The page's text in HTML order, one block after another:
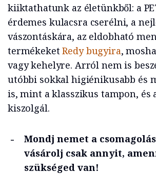
kiiktathatunk az életünkből: a
érdemes kulacsra cserélni, a
vászontáskára, az eldobható
termékeketRedy bugyira,
vagy kehelyre. Arról nem is
utóbbi sokkal higiénikusabb és
is, mint a klasszikus tampon, és
kiszolgál.
Mondj nemet a
vásárolj csak annyit,
szükséged van!